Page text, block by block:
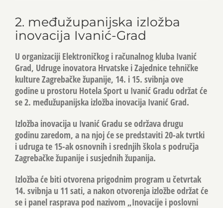
2. međužupanijska izložba
inovacija Ivanić-Grad
U organizaciji Elektroničkog i računalnog kluba Ivanić
Grad, Udruge inovatora Hrvatske i Zajednice tehničke
kulture Zagrebačke županije, 14. i 15. svibnja ove
godine u prostoru Hotela Sport u Ivanić Gradu održat će
se 2. međužupanijska izložba inovacija Ivanić Grad.
Izložba inovacija u Ivanić Gradu se održava drugu
godinu zaredom, a na njoj će se predstaviti 20-ak tvrtki
i udruga te 15-ak osnovnih i srednjih škola s područja
Zagrebačke županije i susjednih županija.
Izložba će biti otvorena prigodnim program u četvrtak
14. svibnja u 11 sati, a nakon otvorenja izložbe održat će
se i panel rasprava pod nazivom „Inovacije i poslovni